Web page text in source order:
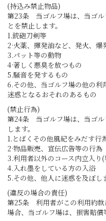
(持込み禁止物品)
第23条 当ゴルフ場は、当ゴル
とを禁止します。
1.銃砲刀剣等
2·火薬、揮発油など、発火、
3.パット等の動物
4·著しく悪臭を放つもの
5.騒音を発するもの
6.その他、当ゴルフ場の他の
迷惑となるおそれのあるもの
(禁止行為)
第24条 当ゴルフ場は、当ゴル
します。
1.とばくその他風紀をみだす行
2·物品販売、宣伝広告等の行為
3.利用者以外のコース内立入り
4.入れ墨をしている方の入浴
5.その他、他人に迷惑を及ぼし
(違反の場合の責任)
第25条 利用者がこの利用約款
場合、当ゴルフ場は、損害賠償